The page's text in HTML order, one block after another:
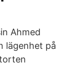
Ahmed
lägenhet på